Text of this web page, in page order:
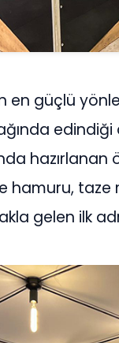
en güçlü
hamuru,
gelen ilk